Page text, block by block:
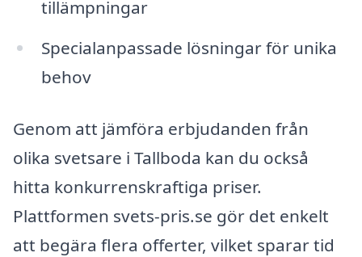
tillämpningar
Specialanpassade lösningar för unika
behov
Genom att jämföra erbjudanden från
olika svetsare i Tallboda kan du också
hitta konkurrenskraftiga priser.
Plattformen svets-pris.se gör det enkelt
att begära flera offerter, vilket sparar tid